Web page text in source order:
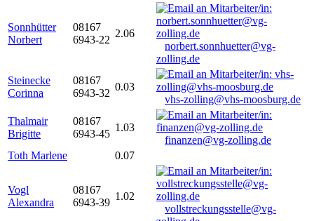
Sonnhütter
Norbert
08167
6943-22
2.06
norbert.sonnhuetter@vg-
zolling.de
Steinecke
Corinna
08167
6943-32
0.03
vhs-zolling@vhs-moosburg.de
Thalmair
Brigitte
08167
6943-45
1.03
finanzen@vg-zolling.de
Toth Marlene
0.07
Vogl
Alexandra
08167
6943-39
1.02
vollstreckungsstelle@vg-